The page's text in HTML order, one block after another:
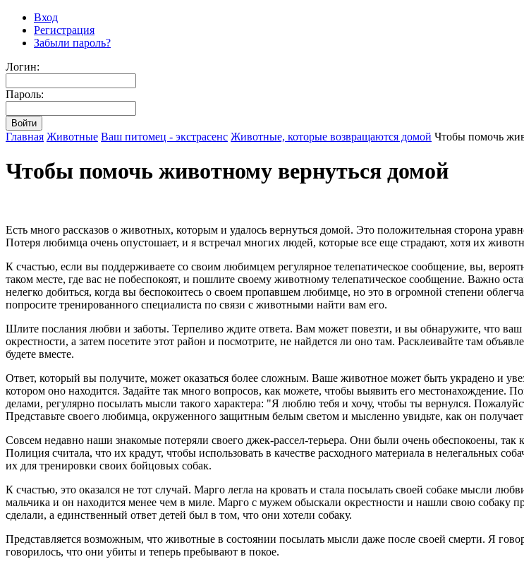
Вход
Регистрация
Забыли пароль?
Логин:
Пароль:
Главная Животные Ваш питомец - экстрасенс Животные, которые возвращаются домой Чтобы помочь
Чтобы помочь животному вернуться домой
Есть много рассказов о животных, которым и удалось вернуться домой. Это положительная сторона
Потеря любимца очень опустошает, и я встречал многих людей, которые все еще страдают, хотя их
К счастью, если вы поддерживаете со своим любимцем регулярное телепатическое сообщение, вы,
таком месте, где вас не побеспокоят, и пошлите своему животному телепатическое сообщение. Важно
нелегко добиться, когда вы беспокоитесь о своем пропавшем любимце, но это в огромной степени
попросите тренированного специалиста по связи с животными найти вам его.
Шлите послания любви и заботы. Терпеливо ждите ответа. Вам может повезти, и вы обнаружите, что
окрестности, а затем посетите этот район и посмотрите, не найдется ли оно там. Расклеивайте там
будете вместе.
Ответ, который вы получите, может оказаться более сложным. Ваше животное может быть украдено и
котором оно находится. Задайте так много вопросов, как можете, чтобы выявить его
делами, регулярно посылать мысли такого характера: "Я люблю тебя и хочу, чтобы ты вернулся.
Представьте своего любимца, окруженного защитным белым светом и мысленно увидьте, как он
Совсем недавно наши знакомые потеряли своего джек-рассел-терьера. Они были очень обеспокоены, так
Полиция считала, что их крадут, чтобы использовать в качестве расходного материала в нелегальных
их для тренировки своих бойцовых собак.
К счастью, это оказался не тот случай. Марго легла на кровать и стала посылать своей собаке мысли
мальчика и он находится менее чем в миле. Марго с мужем обыскали окрестности и нашли свою собаку
сделали, а единственный ответ детей был в том, что они хотели собаку.
Представляется возможным, что животные в состоянии посылать мысли даже после своей смерти. Я
говорилось, что они убиты и теперь пребывают в покое.